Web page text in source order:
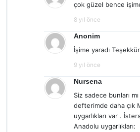
çok güzel bence
8 yıl önce
Anonim
İşime yaradı
9 yıl önce
Nursena
Siz sadece bunları
defterimde daha çık
uygarlıkları var .
Anadolu uygarlıkları: